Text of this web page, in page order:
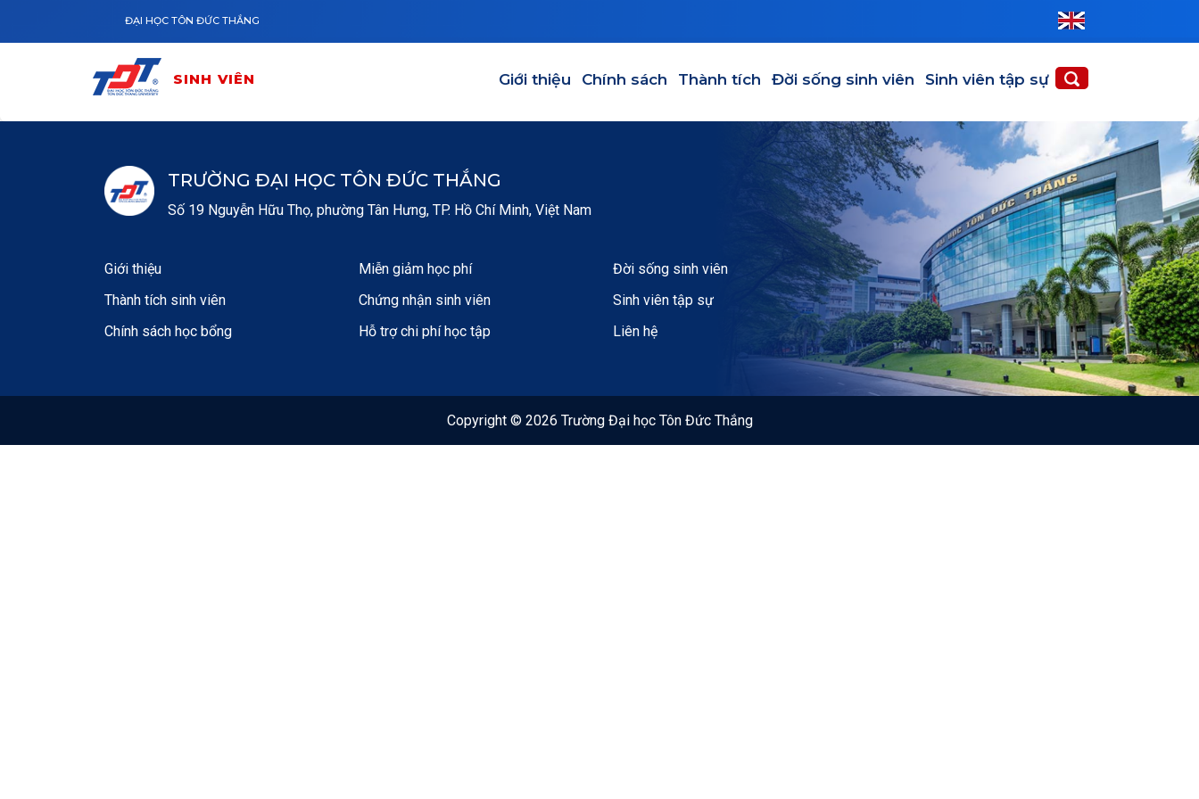
SINH VIÊN
ĐẠI HỌC TÔN ĐỨC THẮNG
SINH VIÊN Giới thiệu Chính sách Thành tích Đời sống sinh viên Sinh viên tập sự
TRƯỜNG ĐẠI HỌC TÔN ĐỨC THẮNG
Số 19 Nguyễn Hữu Thọ, phường Tân Hưng, TP. Hồ Chí Minh, Việt Nam
Giới thiệu
Thành tích sinh viên
Chính sách học bổng
Miễn giảm học phí
Chứng nhận sinh viên
Hỗ trợ chi phí học tập
Đời sống sinh viên
Sinh viên tập sự
Liên hệ
Copyright © 2026 Trường Đại học Tôn Đức Thắng